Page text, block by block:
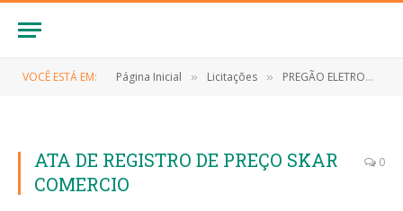
VOCÊ ESTÁ EM: Página Inicial » Licitações » PREGÃO ELETRONICO Nº 024/2021 (CONTRATAÇÃO DE EMPRESA ESPECIALIZADA PARA O FORNECIMENTO DE MATERIAIS DE LIMPEZA E HIGIENE PESSOAL)
ATA DE REGISTRO DE PREÇO SKAR
COMERCIO
0